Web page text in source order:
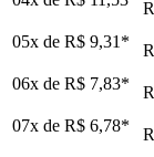
05x de R$ 9,31*
06x de R$ 7,83*
07x de R$ 6,78*